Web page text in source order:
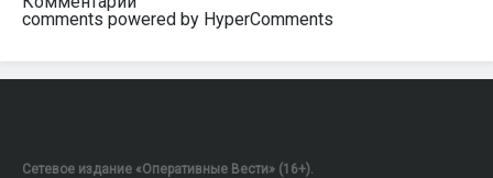
comments powered by HyperComments
Сетевое издание «Оперативные Вести» (16+).